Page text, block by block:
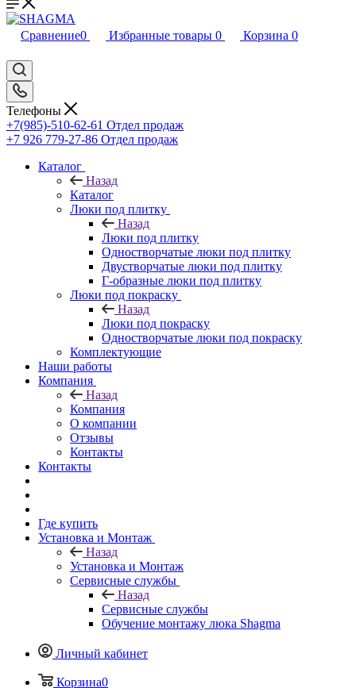
Сравнение0 Избранные товары 0 Корзина 0
Телефоны
+7(985)-510-62-61 Отдел продаж
‪+7 926 779-27-86‬ Отдел продаж
Каталог
Назад
Каталог
Люки под плитку
Назад
Люки под плитку
Одностворчатые люки под плитку
Двустворчатые люки под плитку
Г-образные люки под плитку
Люки под покраску
Назад
Люки под покраску
Одностворчатые люки под покраску
Комплектующие
Наши работы
Компания
Назад
Компания
О компании
Отзывы
Контакты
Контакты
Где купить
Установка и Монтаж
Назад
Установка и Монтаж
Сервисные службы
Назад
Сервисные службы
Обучение монтажу люка Shagma
Личный кабинет
Корзина0